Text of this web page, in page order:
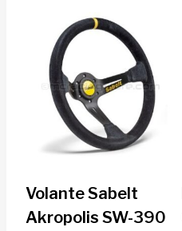
Volante Sabelt
Akropolis SW-390